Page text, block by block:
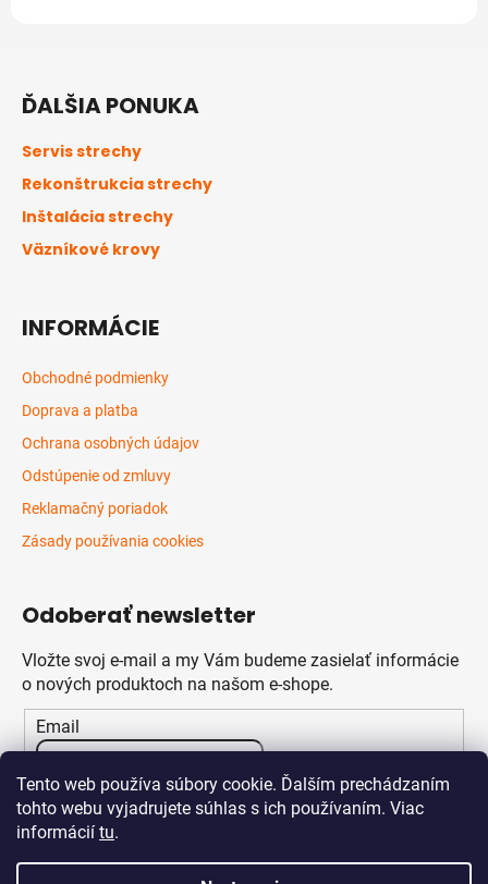
Tento web používa súbory cookie. Ďalším prechádzaním
tohto webu vyjadrujete súhlas s ich používaním. Viac
informácií tu.
ĎALŠIA PONUKA
Servis strechy
Rekonštrukcia strechy
Inštalácia strechy
Väzníkové krovy
INFORMÁCIE
Obchodné podmienky
Doprava a platba
Ochrana osobných údajov
Odstúpenie od zmluvy
Reklamačný poriadok
Zásady používania cookies
Odoberať newsletter
Vložte svoj e-mail a my Vám budeme zasielať informácie
o nových produktoch na našom e-shope.
Email
Vložením e-mailu súhlasíte spodmienkami ochrany
osobných údajov
PRIHLÁSIŤ SA